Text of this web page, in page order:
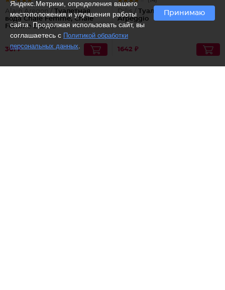
Alain Aregon / Туалетная
вода Chale Femme, Chale
Femme Extase
361 ₽
Dilis / Туалетная вода Elite
Arpeggio
1642 ₽
Яндекс.Метрики, определения вашего
местоположения и улучшения работы
сайта. Продолжая использовать сайт, вы
соглашаетесь с Политикой обработки
персональных данных
Принимаю